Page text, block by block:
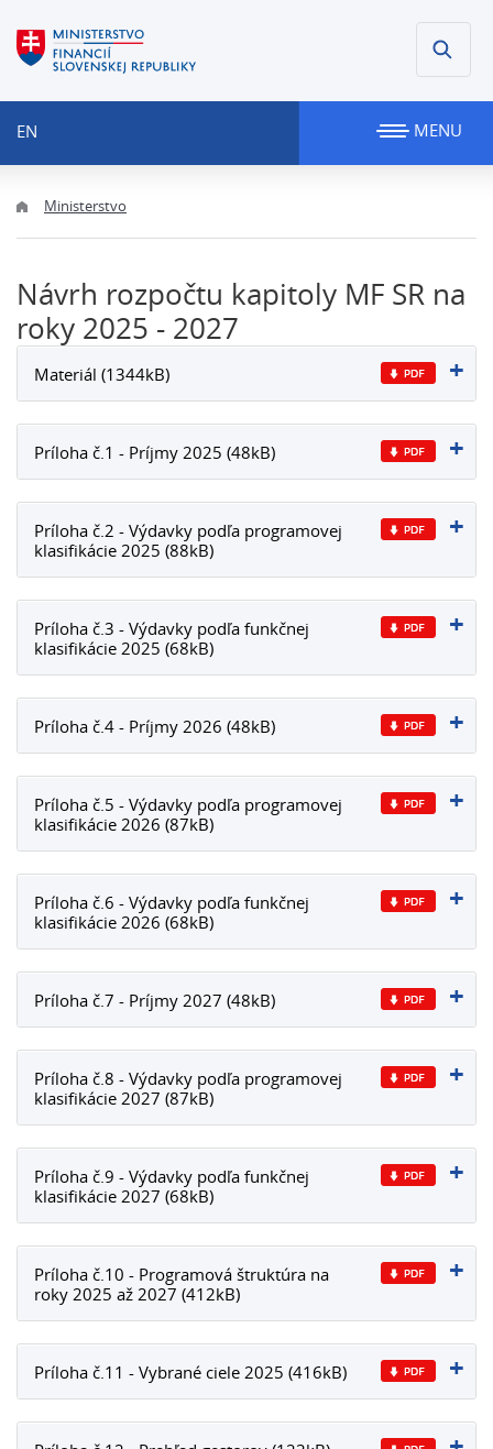
EN MENU
Ministerstvo
Návrh rozpočtu kapitoly MF SR na
roky 2025 - 2027
Materiál (1344kB)
Príloha č.1 - Príjmy 2025 (48kB)
Príloha č.2 - Výdavky podľa programovej
klasifikácie 2025 (88kB)
Príloha č.3 - Výdavky podľa funkčnej
klasifikácie 2025 (68kB)
Príloha č.4 - Príjmy 2026 (48kB)
Príloha č.5 - Výdavky podľa programovej
klasifikácie 2026 (87kB)
Príloha č.6 - Výdavky podľa funkčnej
klasifikácie 2026 (68kB)
Príloha č.7 - Príjmy 2027 (48kB)
Príloha č.8 - Výdavky podľa programovej
klasifikácie 2027 (87kB)
Príloha č.9 - Výdavky podľa funkčnej
klasifikácie 2027 (68kB)
Príloha č.10 - Programová štruktúra na
roky 2025 až 2027 (412kB)
Príloha č.11 - Vybrané ciele 2025 (416kB)